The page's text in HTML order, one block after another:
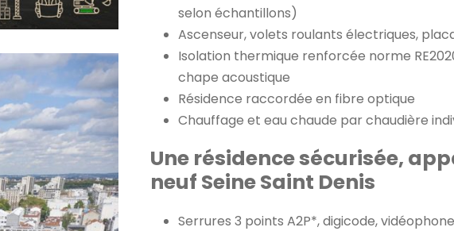
selon échantillons)
Ascenseur, volets roulants électriques,
Isolation thermique renforcée norme
chape acoustique
Résidence raccordée en fibre optique
Chauffage et eau chaude par chaudière
Une résidence sécurisée,
neuf Seine Saint Denis
Serrures 3 points A2P*, digicode, vidéophone